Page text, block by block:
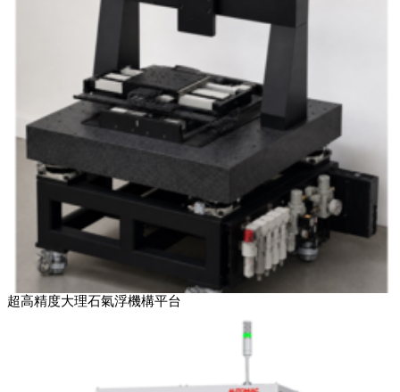
超高精度大理石氣浮機構平台